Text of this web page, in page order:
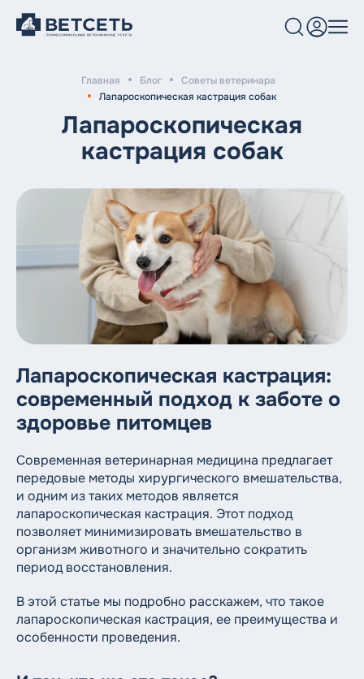
Услуги и цены
Клиники
8 (812) 612-11-10
Круглосуточный номер
Главная Блог
Советы ветеринара
Лапароскопическая кастрация собак
Лапароскопическая
кастрация собак
Лапароскопическая кастрация:
современный подход к заботе о
здоровье питомцев
Современная ветеринарная медицина предлагает
передовые методы хирургического вмешательства,
и одним из таких методов является
лапароскопическая кастрация. Этот подход
позволяет минимизировать вмешательство в
организм животного и значительно сократить
период восстановления.
В этой статье мы подробно расскажем, что такое
лапароскопическая кастрация, ее преимущества и
особенности проведения.